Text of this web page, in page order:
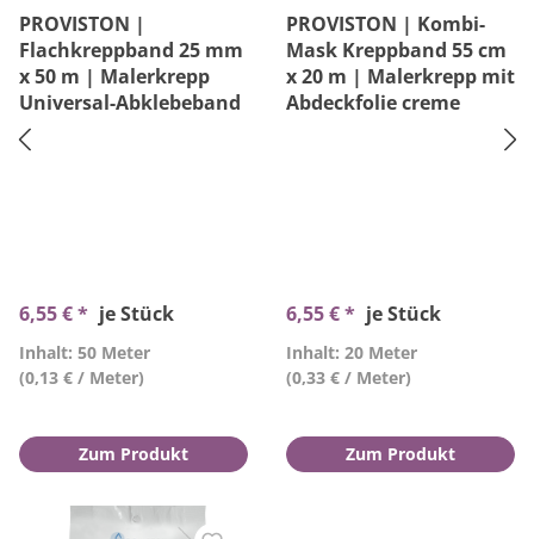
PROVISTON |
Flachkreppband 25 mm
x 50 m | Malerkrepp
Universal-Abklebeband
6,55 € * je Stück
Inhalt: 50 Meter
(0,13 € / Meter)
Zum Produkt
PROVISTON | Kombi-
Mask Kreppband 55 cm
x 20 m | Malerkrepp mit
Abdeckfolie creme
6,55 € * je Stück
Inhalt: 20 Meter
(0,33 € / Meter)
Zum Produkt